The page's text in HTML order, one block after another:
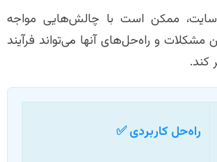
ممکن است با چالش‌هایی مواجه
مشکلات و راه‌حل‌های آنها می‌تواند فرآیند
کند.
راه‌حل کاربردی ✅